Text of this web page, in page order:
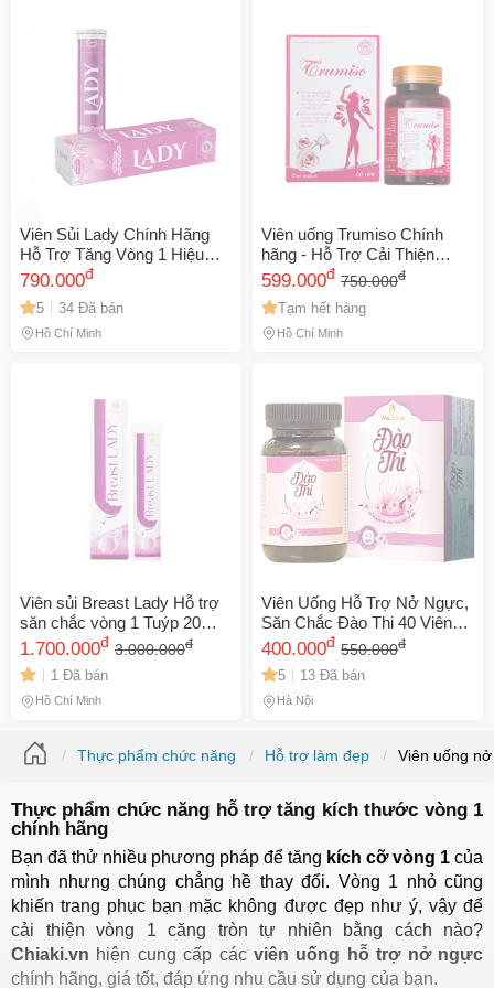
Viên Sủi Lady Chính Hãng
Hỗ Trợ Tăng Vòng 1 Hiệu
Quả
790.000đ
5 34 Đã bán
Hồ Chí Minh
Viên uống Trumiso Chính
hãng - Hỗ Trợ Cải Thiện
Vòng 1 Hiệu Quả
599.000đ 750.000đ
Tạm hết hàng
Hồ Chí Minh
Viên sủi Breast Lady Hỗ trợ
săn chắc vòng 1 Tuýp 20
Viên
1.700.000đ 3.000.000đ
1 Đã bán
Hồ Chí Minh
Viên Uống Hỗ Trợ Nở Ngực,
Săn Chắc Đào Thi 40 Viên
Chính Hãng
400.000đ 550.000đ
5 13 Đã bán
Hà Nội
Thực phẩm chức năng Hỗ trợ làm đẹp Viên uống
Thực phẩm chức năng hỗ trợ tăng kích thước vòng 1
chính hãng
Bạn đã thử nhiều phương pháp để tăng kích cỡ vòng 1 của
mình nhưng chúng chẳng hề thay đổi. Vòng 1 nhỏ cũng
khiến trang phục bạn mặc không được đẹp như ý, vậy để
Chiaki.vn hiện cung cấp các viên uống hỗ trợ nở ngực
chính hãng, giá tốt, đáp ứng nhu cầu sử dụng của bạn.
Số lần áp dụng:
Áp dụng cho đơn hàng từ:
Chỉ áp dụng cho gian hàng:
Ngày hết hạn:
LẤY MÃ NGAY